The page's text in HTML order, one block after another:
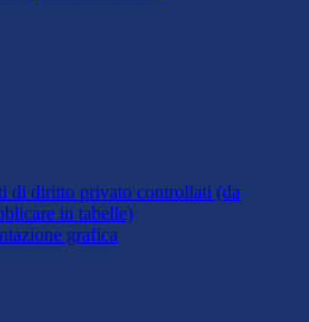
di diritto privato controllati (da
in tabelle)
grafica